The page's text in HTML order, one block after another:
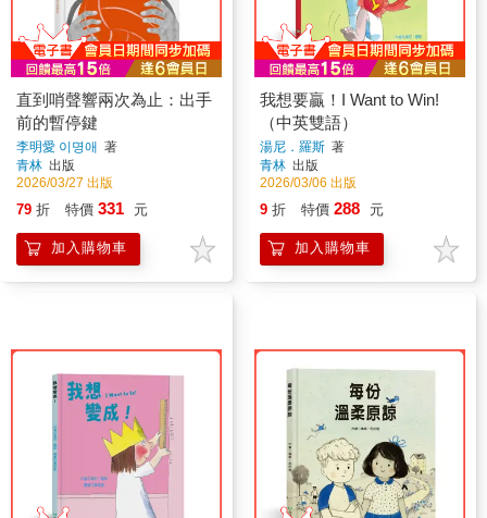
直到哨聲響兩次為止：出手
前的暫停鍵
李明愛 이명애 著
青林 出版
2026/03/27 出版
79 折 特價 331 元
加入購物車
我想要贏！I Want to Win!
（中英雙語）
湯尼．羅斯 著
青林 出版
2026/03/06 出版
9 折 特價 288 元
加入購物車